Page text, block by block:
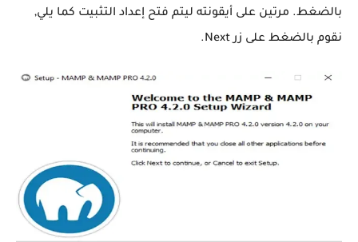
بالضغط. مرتين على أيقونته ليتم فتح إعداد التثبيت كما يلي,
نقوم بالضغط على زر Next.